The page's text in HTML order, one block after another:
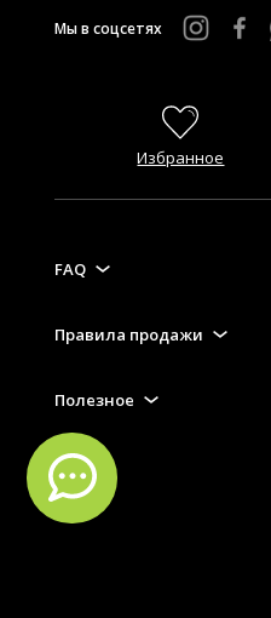
Мы в соцсетях
Избранное
FAQ
Правила продажи
Полезное